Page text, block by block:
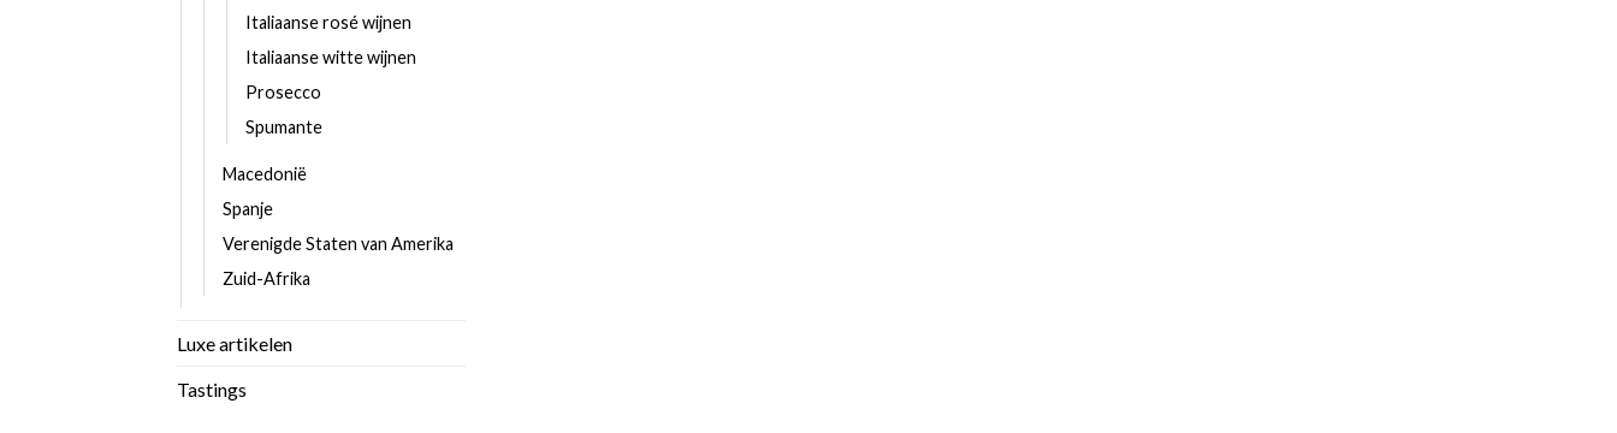
Italiaanse rosé wijnen
Italiaanse witte wijnen
Prosecco
Spumante
Macedonië
Spanje
Verenigde Staten van Amerika
Zuid-Afrika
Luxe artikelen
Tastings